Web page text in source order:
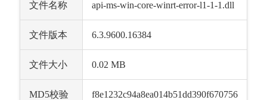
文件名称 api-ms-win-core-winrt-error-l1-1-1.dll
文件版本 6.3.9600.16384
文件大小 0.02 MB
MD5校验
f8e1232c94a8ea014b51dd390f670756